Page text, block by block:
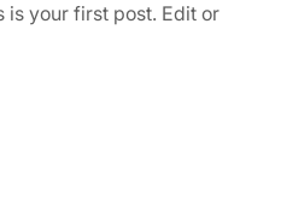
is your first post. Edit or